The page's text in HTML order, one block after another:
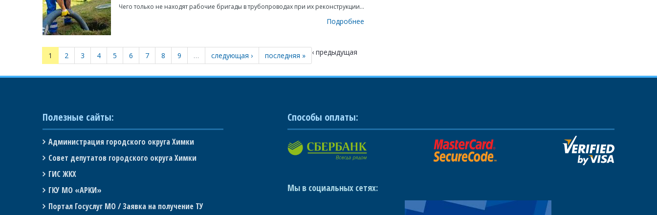
Чего только не находят рабочие бригады в трубопроводах при их реконструкции...
Подробнее
‹ предыдущая
1 2 3 4 5 6 7 8 9 … следующая › последняя »
Полезные сайты:
Администрация городского округа Химки
Совет депутатов городского округа Химки
ГИС ЖКХ
ГКУ МО «АРКИ»
Портал Госуслуг МО / Заявка на получение ТУ
Способы оплаты:
Мы в социальных сетях: